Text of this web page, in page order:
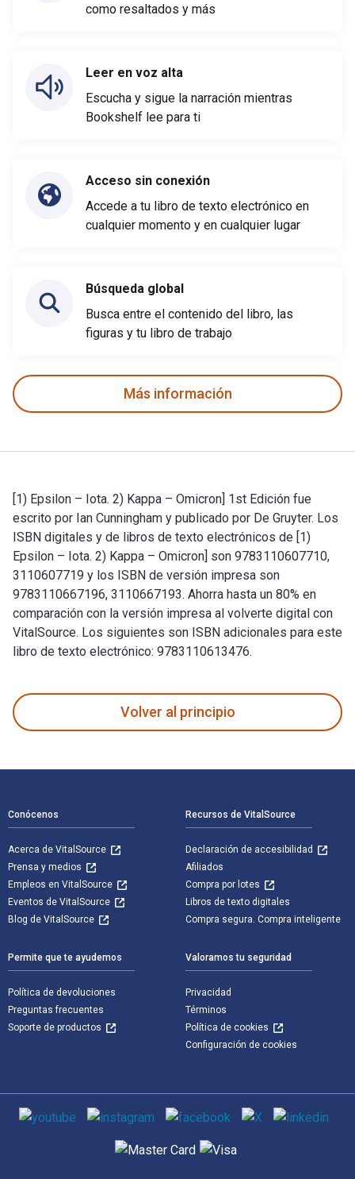
como resaltados y más
Leer en voz alta
Escucha y sigue la narración mientras
Bookshelf lee para ti
Acceso sin conexión
Accede a tu libro de texto electrónico en
cualquier momento y en cualquier lugar
Búsqueda global
Busca entre el contenido del libro, las
figuras y tu libro de trabajo
Más información
[1) Epsilon – Iota. 2) Kappa – Omicron] 1st Edición fue
escrito por Ian Cunningham y publicado por De Gruyter. Los
ISBN digitales y de libros de texto electrónicos de [1)
Epsilon – Iota. 2) Kappa – Omicron] son 9783110607710,
3110607719 y los ISBN de versión impresa son
9783110667196, 3110667193. Ahorra hasta un 80% en
comparación con la versión impresa al volverte digital con
VitalSource. Los siguientes son ISBN adicionales para este
libro de texto electrónico: 9783110613476.
Volver al principio
Conócenos
Acerca de VitalSource
Prensa y medios
Empleos en VitalSource
Eventos de VitalSource
Blog de VitalSource
Recursos de VitalSource
Declaración de accesibilidad
Afiliados
Compra por lotes
Libros de texto digitales
Compra segura. Compra inteligente
Permite que te ayudemos
Política de devoluciones
Preguntas frecuentes
Soporte de productos
Valoramos tu seguridad
Privacidad
Términos
Política de cookies
Configuración de cookies
Medios de comunicación social
Métodos de pago admitidos